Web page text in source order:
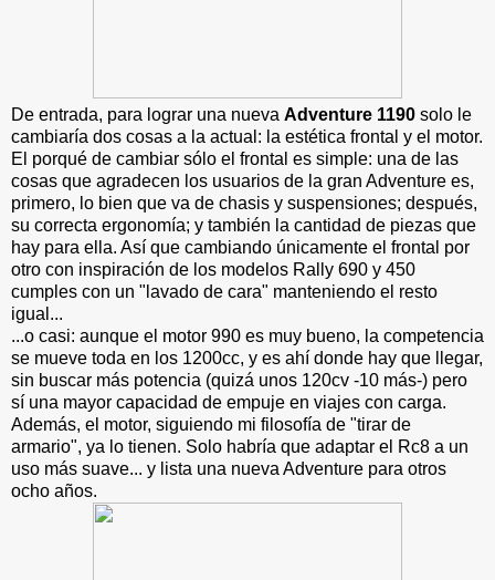
De entrada, para lograr una nueva Adventure 1190 solo le
cambiaría dos cosas a la actual: la estética frontal y el motor.
El porqué de cambiar sólo el frontal es simple: una de las
cosas que agradecen los usuarios de la gran Adventure es,
primero, lo bien que va de chasis y suspensiones; después,
su correcta ergonomía; y también la cantidad de piezas que
hay para ella. Así que cambiando únicamente el frontal por
otro con inspiración de los modelos Rally 690 y 450
cumples con un "lavado de cara" manteniendo el resto
igual...
...o casi: aunque el motor 990 es muy bueno, la competencia
se mueve toda en los 1200cc, y es ahí donde hay que llegar,
sin buscar más potencia (quizá unos 120cv -10 más-) pero
sí una mayor capacidad de empuje en viajes con carga.
Además, el motor, siguiendo mi filosofía de "tirar de
armario", ya lo tienen. Solo habría que adaptar el Rc8 a un
uso más suave... y lista una nueva Adventure para otros
ocho años.